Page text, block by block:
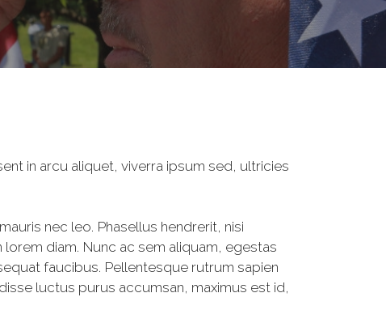
in arcu aliquet, viverra ipsum sed, ultricies
nec leo. Phasellus hendrerit, nisi
diam. Nunc ac sem aliquam, egestas
faucibus. Pellentesque rutrum sapien
luctus purus accumsan, maximus est id,